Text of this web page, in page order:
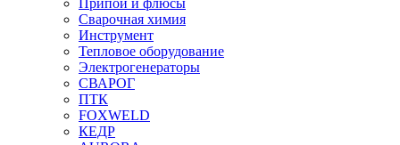
Припои и флюсы
Сварочная химия
Инструмент
Тепловое оборудование
Электрогенераторы
СВАРОГ
ПТК
FOXWELD
КЕДР